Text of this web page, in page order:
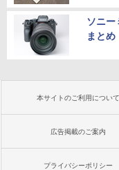
ソニー
まとめ
本サイトのご利用について
広告掲載のご案内
プライバシーポリシー